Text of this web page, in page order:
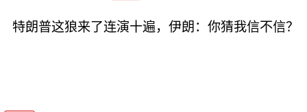
特朗普这狼来了连演十遍，伊朗：你猜我信不信？